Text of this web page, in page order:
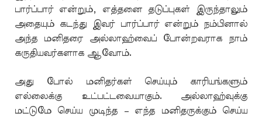
பார்ப்பார் என்றும், எத்தனை தடுப்புகள் இருந்தாலும்
அதையும் கடந்து இவர் பார்ப்பார் என்றும் நம்பினால்
அந்த மனிதரை அல்லாஹ்வைப் போன்றவராக நாம்
கருதியவர்களாக ஆவோம்.
அது போல் மனிதர்கள் செய்யும் காரியங்களும்
எல்லைக்கு உட்பட்டவையாகும். அல்லாஹ்வுக்கு
மட்டுமே செய்ய முடிந்த – எந்த மனிதருக்கும் செய்ய